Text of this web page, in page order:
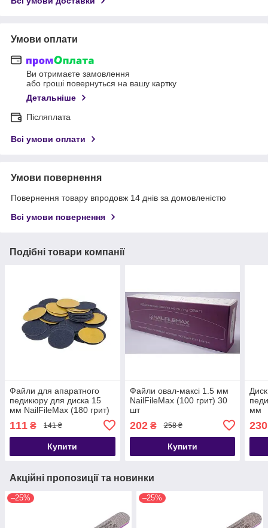
Умови оплати
Ви отримаєте замовлення
або гроші повернуться на вашу картку
Детальніше
Післяплата
Всі умови оплати
Умови повернення
Повернення товару впродовж 14 днів за домовленістю
Всі умови повернення
Подібні товари компанії
Файли для апаратного
педикюру для диска 15
мм NailFileMax (180 грит)
111 ₴ 141 ₴
Купити
Файли овал-максі 1.5 мм
NailFileMax (100 грит) 30
шт
202₴ 258 ₴
Купити
мм
230
Акційні пропозиції та новинки
–25% –25%